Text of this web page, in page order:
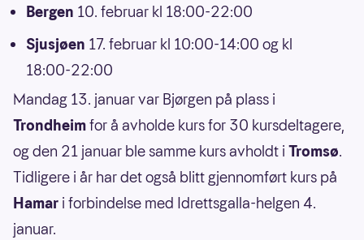
Bergen 10. februar kl 18:00-22:00
Sjusjøen 17. februar kl 10:00-14:00 og kl
18:00-22:00
Mandag 13. januar var Bjørgen på plass i
Trondheimfor å avholde kurs for 30 kursdeltagere,
og den 21 januar ble samme kurs avholdt i Tromsø.
Tidligere i år har det også blitt gjennomført kurs på
Hamar i forbindelse med Idrettsgalla-helgen 4.
januar.